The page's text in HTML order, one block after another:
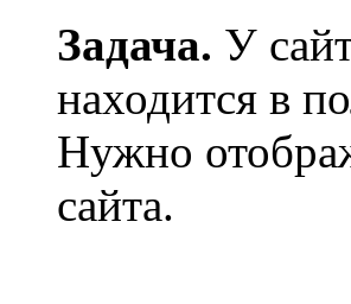
Задача. У
находится в
Нужно
сайта.